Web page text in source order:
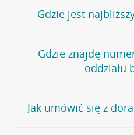
Gdzie jest
Jeśli szukasz oddziału
stronęPlacówki i bankomaty,
wygodna wyszukiwarka.
oddziałów
Gdzie znajdę
oddziału
Bank Credit Agricole nie
telefonu do placówki
Jak umówić się z